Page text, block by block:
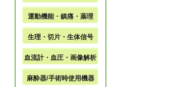
運動機能・鎮痛・薬理
生理・切片・生体信号
血流計・血圧・画像解析
麻酔器/手術時使用機器